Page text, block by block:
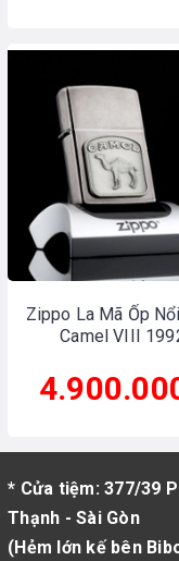
Zippo La Mã Ốp
Camel VIII
* Cửa tiệm: 377/39
Thạnh - Sài Gòn
(Hẻm lớn kế bên